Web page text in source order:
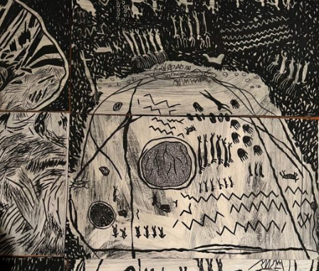
Configuración de cookies
Universidad de los Andes | Vigilada Mineducación.
Reconocimiento como universidad: Decreto 1297 del 30
de mayo de 1964. Reconocimiento de personería jurídica:
Resolución 28 del 23 de febrero de 1949, Minjusticia.
Acreditación institucional de alta calidad, 10 años:
Resolución 000194 del 16 de enero del 2025.
Ext. 2626
Posgrados
Ext. 4925
Educación
Continua
Ext. 4795